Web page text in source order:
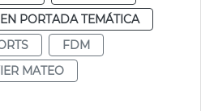
EN PORTADA TEMÁTICA
FDM
MATEO